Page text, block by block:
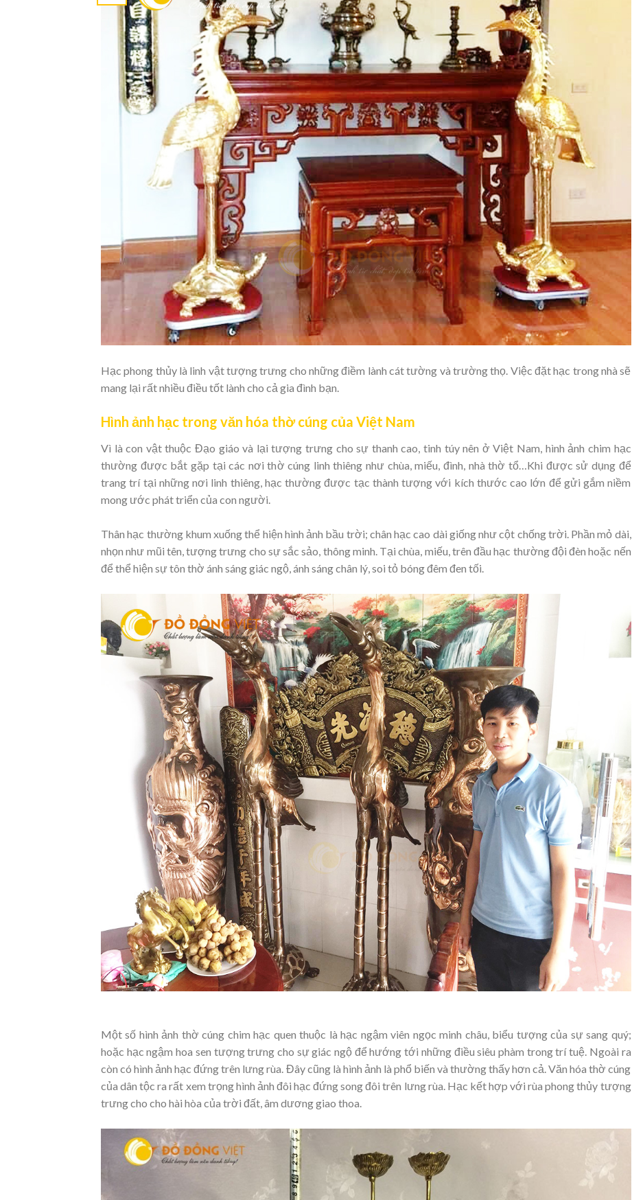
Hạc phong thủy là linh vật tượng trưng cho những điềm lành cát tường và trường thọ. Việc đặt hạc trong nhà sẽ
mang lại rất nhiều điều tốt lành cho cả gia đình bạn.
Hình ảnh hạc trong văn hóa thờ cúng của Việt Nam
Vì là con vật thuộc Đạo giáo và lại tượng trưng cho sự thanh cao, tinh túy nên ở Việt Nam, hình ảnh chim hạc
thường được bắt gặp tại các nơi thờ cúng linh thiêng như chùa, miếu, đình, nhà thờ tổ…Khi được sử dụng để
trang trí tại những nơi linh thiêng, hạc thường được tạc thành tượng với kích thước cao lớn để gửi gắm niềm
mong ước phát triển của con người.
Thân hạc thường khum xuống thể hiện hình ảnh bầu trời; chân hạc cao dài giống như cột chống trời. Phần mỏ dài,
nhọn như mũi tên, tượng trưng cho sự sắc sảo, thông minh. Tại chùa, miếu, trên đầu hạc thường đội đèn hoặc nến
để thể hiện sự tôn thờ ánh sáng giác ngộ, ánh sáng chân lý, soi tỏ bóng đêm đen tối.
Một số hình ảnh thờ cúng chim hạc quen thuộc là hạc ngậm viên ngọc minh châu, biểu tượng của sự sang quý;
hoặc hạc ngậm hoa sen tượng trưng cho sự giác ngộ để hướng tới những điều siêu phàm trong trí tuệ. Ngoài ra
còn có hình ảnh hạc đứng trên lưng rùa. Đây cũng là hình ảnh là phổ biến và thường thấy hơn cả. Văn hóa thờ cúng
của dân tộc ra rất xem trọng hình ảnh đôi hạc đứng song đôi trên lưng rùa. Hạc kết hợp với rùa phong thủy tượng
trưng cho cho hài hòa của trời đất, âm dương giao thoa.